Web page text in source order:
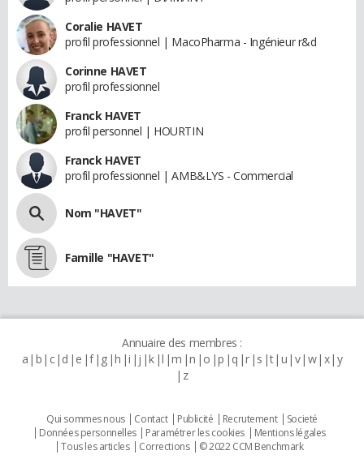
Coralie HAVET
profil professionnel | MacoPharma - Ingénieur r&d
Corinne HAVET
profil professionnel
Franck HAVET
profil personnel | HOURTIN
Franck HAVET
profil professionnel | AMB&LYS - Commercial
Nom "HAVET"
Famille "HAVET"
Annuaire des membres :
a b c d e f g h i j k l m n o p q r s t u v w x y
z
Qui sommes nous Contact Publicité Recrutement
Societé
Données personnelles
Paramétrer les cookies
Mentions légales
Tous les articles
Corrections © 2022 CCM Benchmark